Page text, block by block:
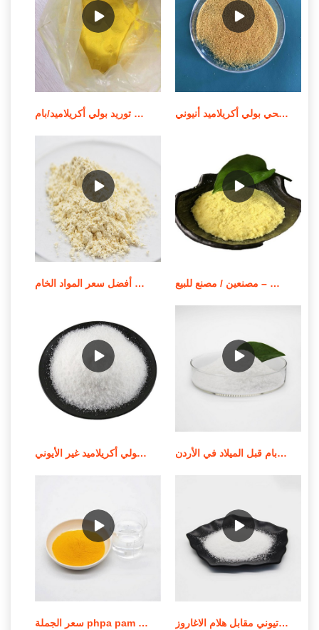
توريد بولي أكريلاميد/بام MSDS لمعالجة المياه في الصين الشركة المصنعة للمواد الكيميائية لمعالجة مياه الصرف الصحي بولي أكريلاميد أنيوني
أفضل سعر المواد الخام apam/مسحوق بولي أكريلاميد أنيوني بوليمر بولي أكريلاميد قابل للذوبان في الزيت – مصنعين / مصنع للبيع
استخدام وإشعار تطبيق بولي أكريلاميد غير الأيوني جودة عالية من الموردين الندف بام قبل الميلاد في الأردن
سعر الجملة phpa pam بولي أكريلاميد في لبنان عملية صنع بولي أكريلاميد الكاتيوني مقابل هلام الاغاروز